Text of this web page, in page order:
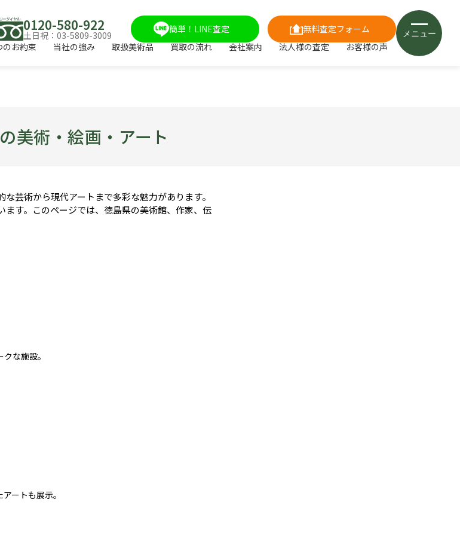
0120-580-922
土日祝：03-5809-3009
簡単！LINE査定
無料査定フォーム
のお約束 当社の強み 取扱美術品 買取の流れ 会社案内 法人様の査定 お客様の声
メニュー
美術・絵画・アート
芸術から現代アートまで多彩な魅力があります。
す。このページでは、徳島県の美術館、作家、伝
な施設。
ートも展示。